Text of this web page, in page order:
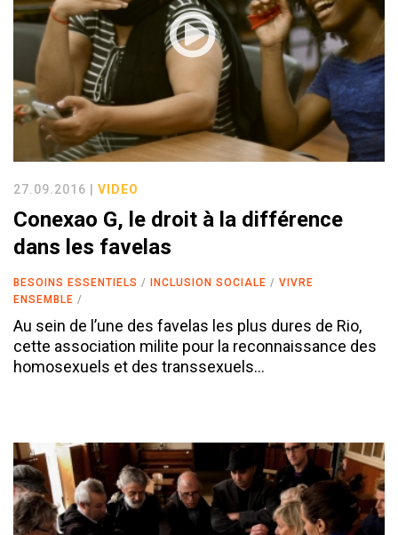
27.09.2016 | VIDEO
Conexao G, le droit à la différence
dans les favelas
BESOINS ESSENTIELS INCLUSION SOCIALE
VIVRE
ENSEMBLE
Au sein de l’une des favelas les plus dures de Rio,
cette association milite pour la reconnaissance des
homosexuels et des transsexuels…